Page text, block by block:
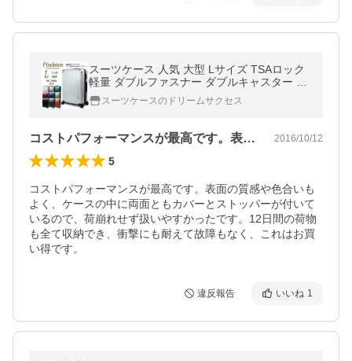
スーツケース 人気 大型 Lサイズ TSAロック
軽量 ダブルファスナー ダブルキャスター 海
外旅行スーツケースのドリームサクセス
コストパフォーマンスが最高です。表面の… 2016/10/12
5
コストパフォーマンスが最高です。表面の質感や色合いも
よく、ケースの中に両面ともカバーとストッパーが付いて
いるので、荷崩れせず扱いやすかったです。12日間の荷物
も全て収納でき、衝撃にも耐えて故障もなく、これはお買
い得です。
違反報告 いいね 1